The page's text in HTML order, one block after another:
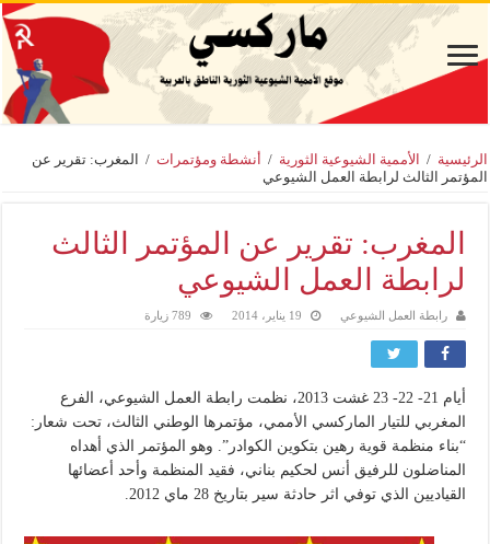
الرئيسية / الأممية الشيوعية الثورية / أنشطة ومؤتمرات /
المغرب: تقرير عن
المؤتمر الثالث لرابطة العمل الشيوعي
المغرب: تقرير عن المؤتمر الثالث
لرابطة العمل الشيوعي
رابطة العمل الشيوعي 19 يناير، 2014 789 زيارة
أيام 21- 22- 23 غشت 2013، نظمت رابطة العمل الشيوعي، الفرع
المغربي للتيار الماركسي الأممي، مؤتمرها الوطني الثالث، تحت شعار:
“بناء منظمة قوية رهين بتكوين الكوادر”. وهو المؤتمر الذي أهداه
المناضلون للرفيق أنس لحكيم بناني، فقيد المنظمة وأحد أعضائها
القياديين الذي توفي اثر حادثة سير بتاريخ 28 ماي 2012.